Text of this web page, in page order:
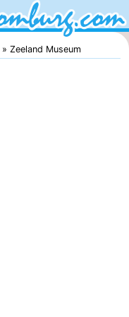
Zeeland Museum